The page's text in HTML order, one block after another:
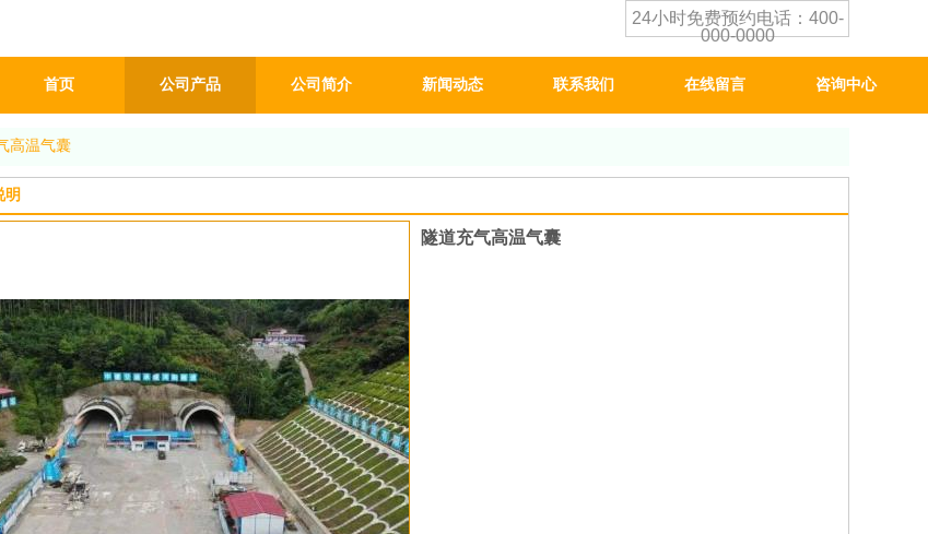
24小时免费预约电话：400-
000-0000
首页 公司产品 公司简介 新闻动态 联系我们 在线留言 咨询中心
高温气囊
明
隧道充气高温气囊